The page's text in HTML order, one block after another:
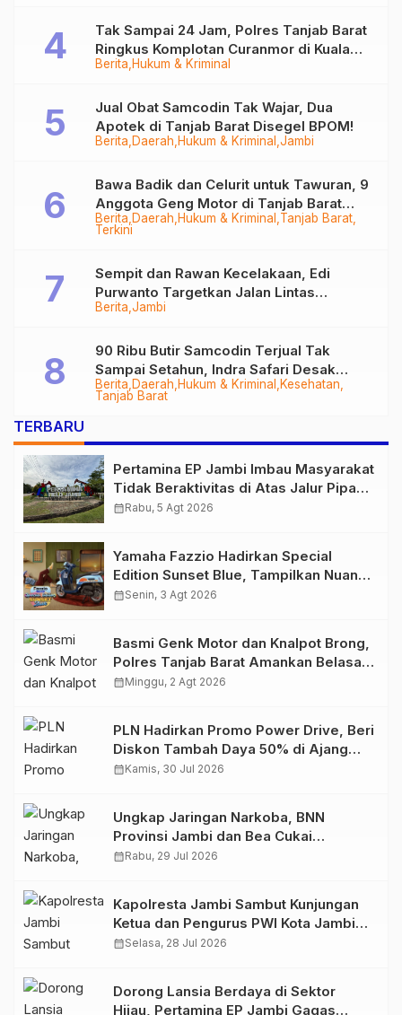
Berita Hukum & Kriminal
Tak Sampai 24 Jam, Polres Tanjab Barat
Ringkus Komplotan Curanmor di Kuala
Tungkal
Berita Daerah Hukum & Kriminal Jambi
Jual Obat Samcodin Tak Wajar, Dua
Apotek di Tanjab Barat Disegel BPOM!
Berita Daerah Hukum & Kriminal Tanjab Barat
Terkini
Bawa Badik dan Celurit untuk Tawuran, 9
Anggota Geng Motor di Tanjab Barat
Diringkus
Berita Jambi
Sempit dan Rawan Kecelakaan, Edi
Purwanto Targetkan Jalan Lintas
Tungkal-Jambi Mulus di 2028
Berita Daerah Hukum & Kriminal
Kesehatan
Tanjab Barat
90 Ribu Butir Samcodin Terjual Tak
Sampai Setahun, Indra Safari Desak
Audit Menyeluruh
TERBARU
Pertamina EP Jambi Imbau Masyarakat
Tidak Beraktivitas di Atas Jalur Pipa
Migas Demi Keselamatan Bersama
calendar_monthRabu, 5 Agt 2026
Yamaha Fazzio Hadirkan Special
Edition Sunset Blue, Tampilkan Nuansa
Retro Summer yang Semakin Skena
calendar_monthSenin, 3 Agt 2026
Basmi Genk Motor dan Knalpot Brong,
Polres Tanjab Barat Amankan Belasan
Kendaraan
calendar_monthMinggu, 2 Agt 2026
PLN Hadirkan Promo Power Drive, Beri
Diskon Tambah Daya 50% di Ajang
GIIAS 2026
calendar_monthKamis, 30 Jul 2026
Ungkap Jaringan Narkoba, BNN
Provinsi Jambi dan Bea Cukai
Amankan Sembilan Pelaku beserta
calendar_monthRabu, 29 Jul 2026
Kapolresta Jambi Sambut Kunjungan
Ketua dan Pengurus PWI Kota Jambi
Perkuat Sinergi dan Kolaborasi
calendar_monthSelasa, 28 Jul 2026
Dorong Lansia Berdaya di Sektor
Hijau, Pertamina EP Jambi Gagas